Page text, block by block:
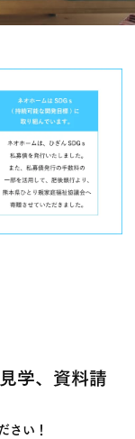
学、資料請
さい！